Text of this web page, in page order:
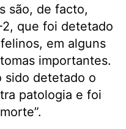
são, de facto,
2, que foi detetado
em alguns
importantes.
sido detetado o
patologia e foi